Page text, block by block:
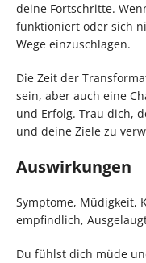
deine Fortschritte.
funktioniert oder sich
Wege einzuschlagen.
Die Zeit der
sein, aber auch eine
und Erfolg. Trau dich,
und deine Ziele zu
Auswirkungen
Symptome, Müdigkeit,
empfindlich,
Du fühlst dich müde